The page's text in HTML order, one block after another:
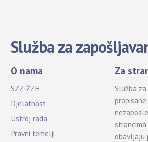
Služba za
O nama
SZZ-ŽZH
Djelatnost
Ustroj rada
Pravni temelji
Za
Služba
obavljaju